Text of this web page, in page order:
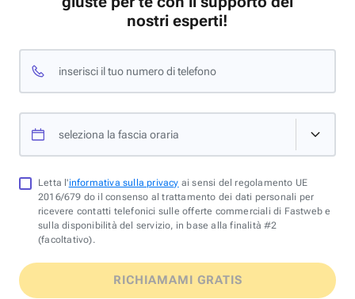
nostri esperti!
inserisci il tuo numero di telefono
seleziona la fascia oraria
Letta l'informativa sulla privacy ai sensi del regolamento UE
2016/679 do il consenso al trattamento dei dati personali per
ricevere contatti telefonici sulle offerte commerciali di Fastweb e
sulla disponibilità del servizio, in base alla finalità #2
(facoltativo).
RICHIAMAMI GRATIS